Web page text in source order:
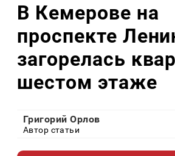
В Кемерове на
проспекте
загорелась
шестом этаже
Григорий Орлов
Автор статьи